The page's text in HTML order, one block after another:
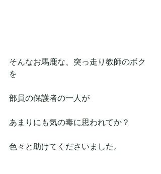
そんなお馬鹿な、突っ走り教師のボク
を
部員の保護者の一人が
あまりにも気の毒に思われてか？
色々と助けてくださいました。